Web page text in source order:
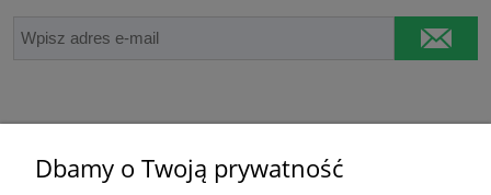
Ten produkt jest niedostępny.
Dbamy o Twoją prywatność